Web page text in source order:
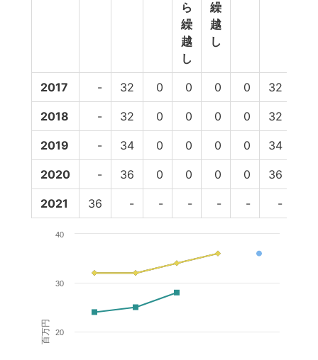
ら
繰
越
し
繰
越
し
2017 - 32 0 0 0 0 32
2018 - 32 0 0 0 0 32
2019 - 34 0 0 0 0 34
2020 - 36 0 0 0 0 36
2021 36 - - - - - -
百万円 20
30
40